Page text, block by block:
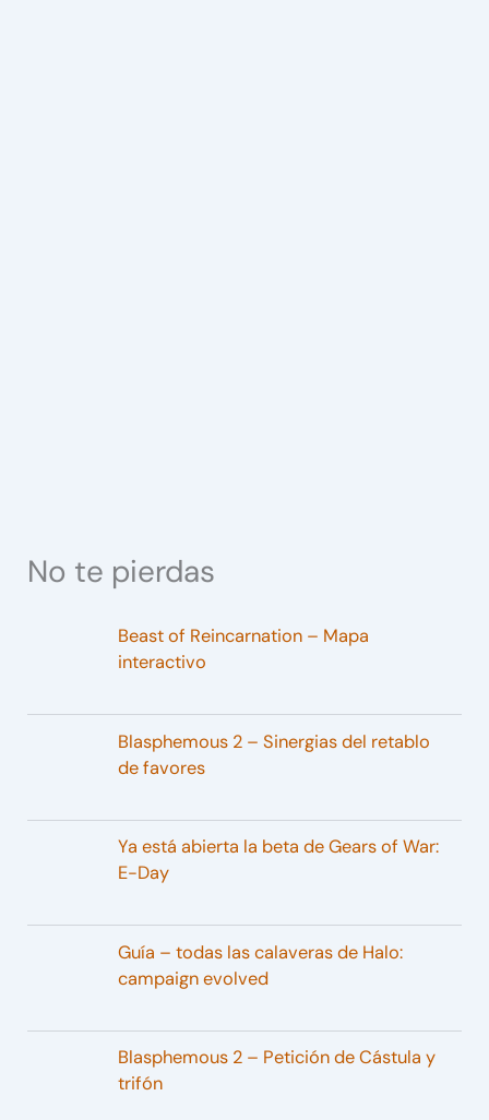
No te pierdas
Beast of Reincarnation – Mapa
interactivo
Blasphemous 2 – Sinergias del retablo
de favores
Ya está abierta la beta de Gears of War:
E-Day
Guía – todas las calaveras de Halo:
campaign evolved
Blasphemous 2 – Petición de Cástula y
trifón